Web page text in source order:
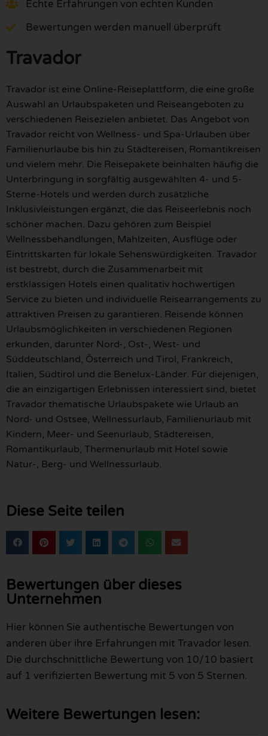
Echte Erfahrungen von echten Kunden
Bewertungen werden manuell überprüft
Travador
Travador ist eine Online-Reiseplattform, die eine große
Auswahl an Urlaubspaketen und Reiseangeboten zu
verschiedenen Reisezielen anbietet. Das Angebot von
Travador reicht von Wellness- und Spa-Urlauben über
Familienurlaube bis hin zu Städtereisen, Romantikreisen
und vielem mehr. Die Reisepakete beinhalten häufig die
Unterbringung in sorgfältig ausgewählten 4- und 5-
Sterne-Hotels und werden durch zusätzliche
Inklusivleistungen ergänzt, die das Reiseerlebnis noch
schöner machen. Dazu gehören zum Beispiel
Wellnessbehandlungen, Mahlzeiten, Ausflüge oder
Eintrittskarten für lokale Sehenswürdigkeiten. Travador
ist bestrebt, durch die Zusammenarbeit mit
erstklassigen Hotels einen qualitativ hochwertigen
Service zu bieten und individuelle Reisearrangements zu
attraktiven Preisen zu garantieren. Reisende können
Urlaubsmöglichkeiten in verschiedenen Regionen
erkunden, darunter Nord-, Ost-, West- und
Süddeutschland, Österreich und Tirol, Frankreich,
Italien, Südtirol und die Benelux-Länder. Für diejenigen,
die an einzigartigen Erlebnissen interessiert sind, bietet
Travador thematische Urlaubspakete wie Urlaub an
Nord- und Ostsee, Wellnessurlaub, Familienurlaub mit
Kindern, Meer- und Seenurlaub, Städtereisen,
Romantikurlaub, Thermenurlaub mit Hotel sowie
Natur-, Berg- und Wellnessurlaub.
Diese Seite teilen
Bewertungen über dieses
Unternehmen
Hier können Sie authentische Bewertungen von
anderen über ihre Erfahrungen mit Travador lesen.
Die durchschnittliche Bewertung von 10/10 basiert
auf 1 verifizierten Bewertung mit 5 von 5 Sternen.
Weitere Bewertungen lesen: